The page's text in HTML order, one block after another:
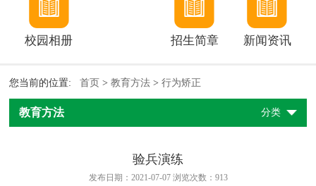
校园相册 招生简章 新闻资讯
您当前的位置:首页 >教育方法 >行为矫正
教育方法 分类
验兵演练
发布日期：2021-07-07 浏览次数： 913